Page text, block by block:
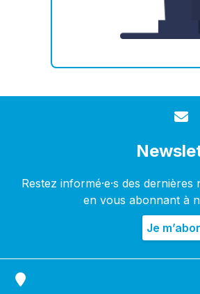
Restez informé·e·s des
en vous abonnant à